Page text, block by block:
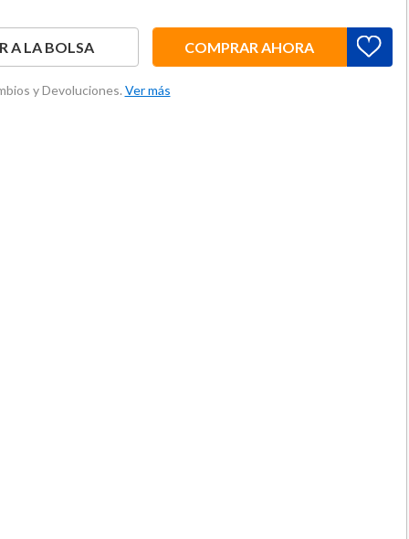
A LA BOLSA COMPRAR AHORA
y Devoluciones. Ver más